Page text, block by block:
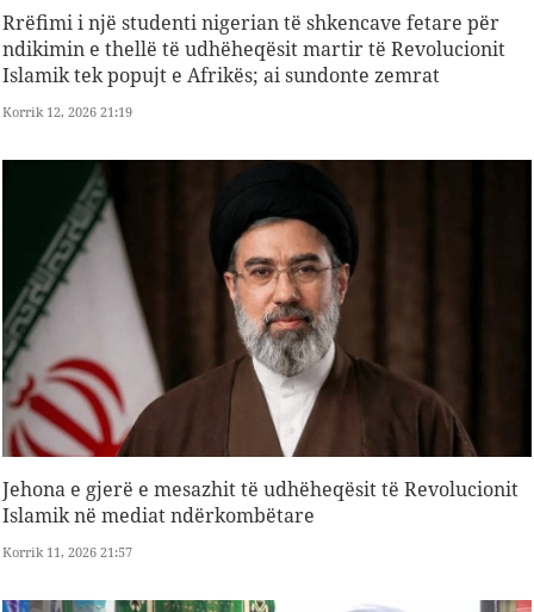
Rrëfimi i një studenti nigerian të shkencave fetare për
ndikimin e thellë të udhëheqësit martir të Revolucionit
Islamik tek popujt e Afrikës; ai sundonte zemrat
Korrik 12, 2026 21:19
Jehona e gjerë e mesazhit të udhëheqësit të Revolucionit
Islamik në mediat ndërkombëtare
Korrik 11, 2026 21:57